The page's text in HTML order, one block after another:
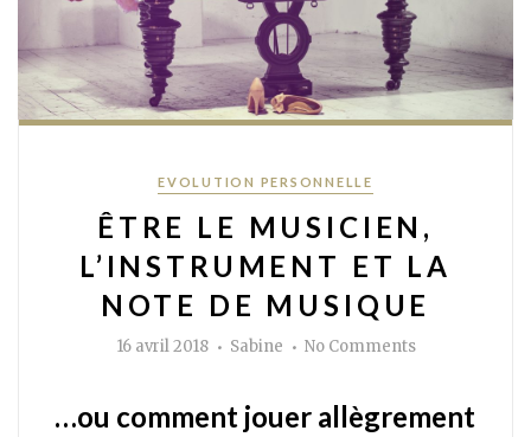
Categories
EVOLUTION PERSONNELLE
ÊTRE LE MUSICIEN,
L’INSTRUMENT ET LA
NOTE DE MUSIQUE
16 avril 2018 Author
Sabine No Commentson
l’instrument
et
…ou comment jouer allègrement